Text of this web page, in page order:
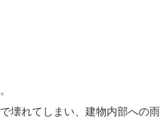
壊れてしまい、建物内部への